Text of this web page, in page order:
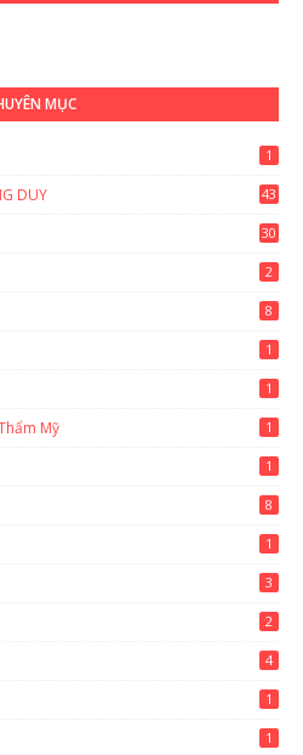
MỤC
1
DUY
43
30
2
8
1
1
Mỹ 1
1
8
1
3
2
4
1
1